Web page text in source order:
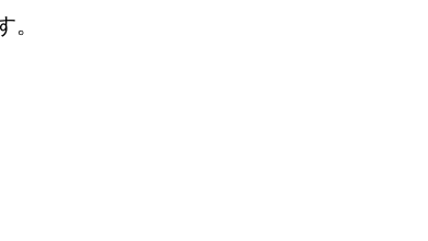
。